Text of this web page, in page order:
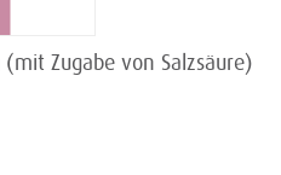
Zugabe von Salzsäure)